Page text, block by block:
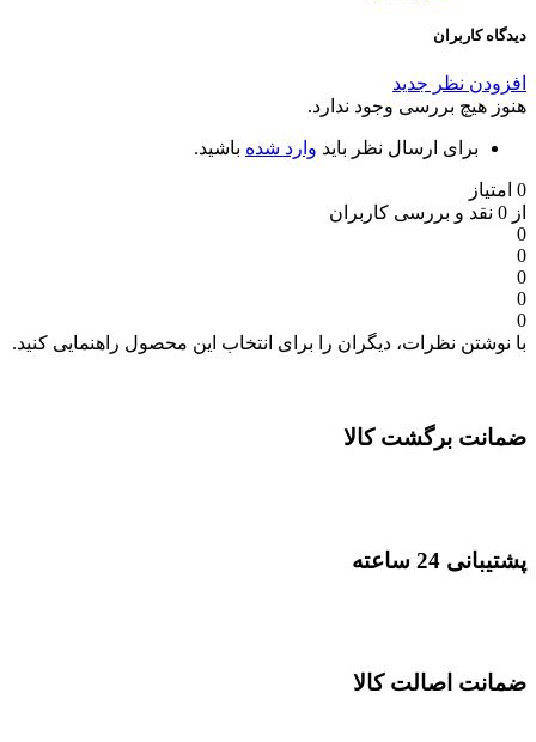
دیدگاه کاربران
افزودن نظر جدید
هنوز هیچ بررسی وجود ندارد.
برای ارسال نظر باید وارد شده باشید.
0 امتیاز
از 0 نقد و بررسی کاربران
0
0
0
0
0
با نوشتن نظرات، دیگران را برای انتخاب این محصول راهنمایی کنید.
ضمانت برگشت کالا
پشتیبانی 24 ساعته
ضمانت اصالت کالا